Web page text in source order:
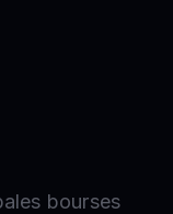
bourses